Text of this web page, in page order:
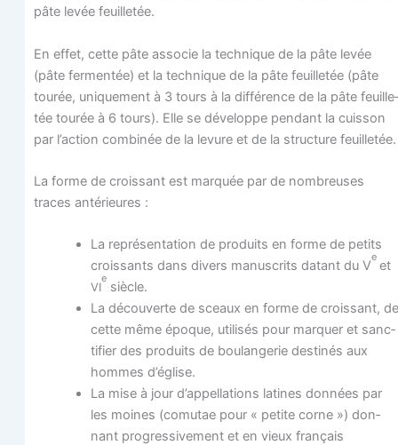
pâte levée feuilletée.
En effet, cette pâte asso­cie la tech­nique de la pâte levée
(pâte fer­men­tée) et la tech­nique de la pâte feuille­tée (pâte
tou­rée, uni­que­ment à 3 tours à la dif­fé­rence de la pâte feuille­
tée tou­rée à 6 tours). Elle se déve­loppe pen­dant la cuis­son
par l’action com­bi­née de la levure et de la struc­ture feuilletée.
La forme de crois­sant est mar­quée par de nom­breuses
traces antérieures :
La repré­sen­ta­tion de pro­duits en forme de petits
crois­sants dans divers manus­crits datant du V
e
et
VI
e
siècle.
La décou­verte de sceaux en forme de crois­sant, de
cette même époque, uti­li­sés pour mar­quer et sanc­
ti­fier des pro­duits de bou­lan­ge­rie des­ti­nés aux
hommes d’église.
La mise à jour d’appellations latines don­nées par
les moines (comu­tae pour « petite corne ») don­
nant pro­gres­si­ve­ment et en vieux fran­çais